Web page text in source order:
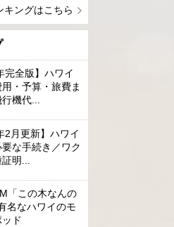
キングはこちら
完全版】ハワイ
・予算・旅費ま
行機代...
2月更新】ハワイ
な手続き／ワク
明...
「この木なんの
名なハワイのモ
ド